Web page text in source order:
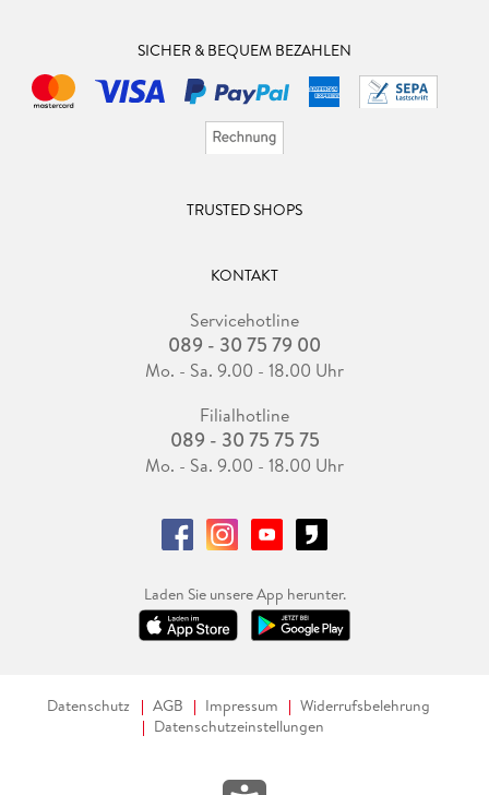
SICHER & BEQUEM BEZAHLEN
TRUSTED SHOPS
KONTAKT
Servicehotline
089 - 30 75 79 00
Mo. - Sa. 9.00 - 18.00 Uhr
Filialhotline
089 - 30 75 75 75
Mo. - Sa. 9.00 - 18.00 Uhr
Laden Sie unsere App herunter.
Datenschutz AGB Impressum
Widerrufsbelehrung
Datenschutzeinstellungen